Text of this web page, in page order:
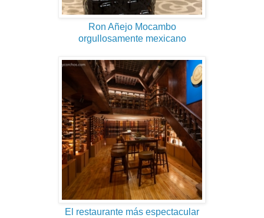
Ron Añejo Mocambo
orgullosamente mexicano
El restaurante más espectacular